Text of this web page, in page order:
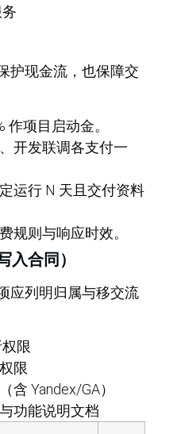
护现金流，也保障交
作项目启动金。
开发联调各支付一
运行 N 天且交付资料
规则与响应时效。
入合同）
应列明归属与移交流
限
限
含 Yandex/GA）
功能说明文档